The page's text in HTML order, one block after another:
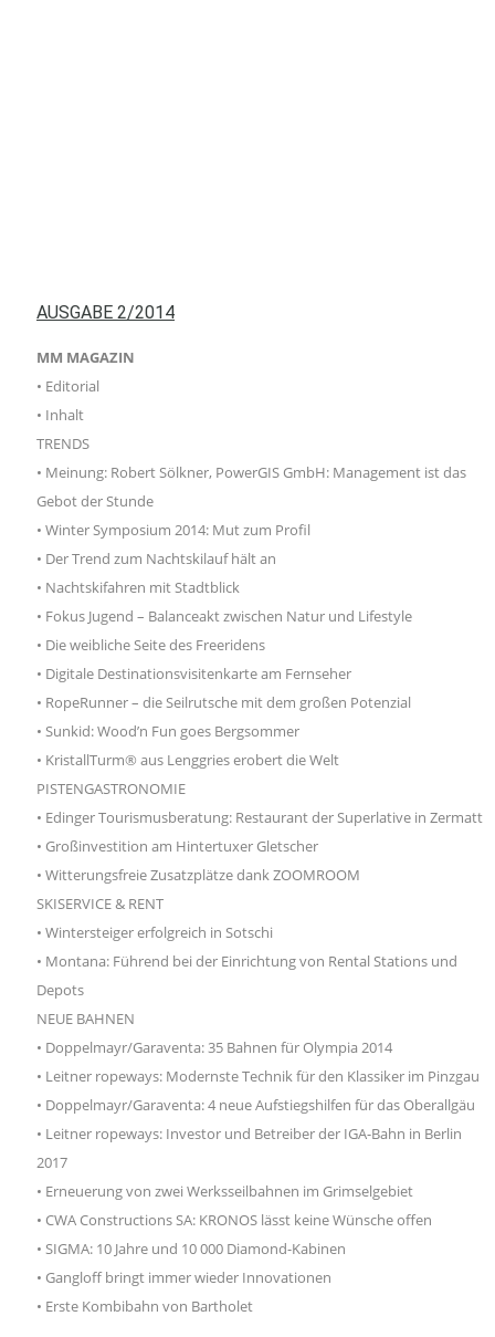
AUSGABE 2/2014
MM MAGAZIN
• Editorial
• Inhalt
TRENDS
• Meinung: Robert Sölkner, PowerGIS GmbH: Management ist das
Gebot der Stunde
• Winter Symposium 2014: Mut zum Profil
• Der Trend zum Nachtskilauf hält an
• Nachtskifahren mit Stadtblick
• Fokus Jugend – Balanceakt zwischen Natur und Lifestyle
• Die weibliche Seite des Freeridens
• Digitale Destinationsvisitenkarte am Fernseher
• RopeRunner – die Seilrutsche mit dem großen Potenzial
• Sunkid: Wood’n Fun goes Bergsommer
• KristallTurm® aus Lenggries erobert die Welt
PISTENGASTRONOMIE
• Edinger Tourismusberatung: Restaurant der Superlative in Zermatt
• Großinvestition am Hintertuxer Gletscher
• Witterungsfreie Zusatzplätze dank ZOOMROOM
SKISERVICE & RENT
• Wintersteiger erfolgreich in Sotschi
• Montana: Führend bei der Einrichtung von Rental Stations und
Depots
NEUE BAHNEN
• Doppelmayr/Garaventa: 35 Bahnen für Olympia 2014
• Leitner ropeways: Modernste Technik für den Klassiker im Pinzgau
• Doppelmayr/Garaventa: 4 neue Aufstiegshilfen für das Oberallgäu
• Leitner ropeways: Investor und Betreiber der IGA-Bahn in Berlin
2017
• Erneuerung von zwei Werksseilbahnen im Grimselgebiet
• CWA Constructions SA: KRONOS lässt keine Wünsche offen
• SIGMA: 10 Jahre und 10 000 Diamond-Kabinen
• Gangloff bringt immer wieder Innovationen
• Erste Kombibahn von Bartholet